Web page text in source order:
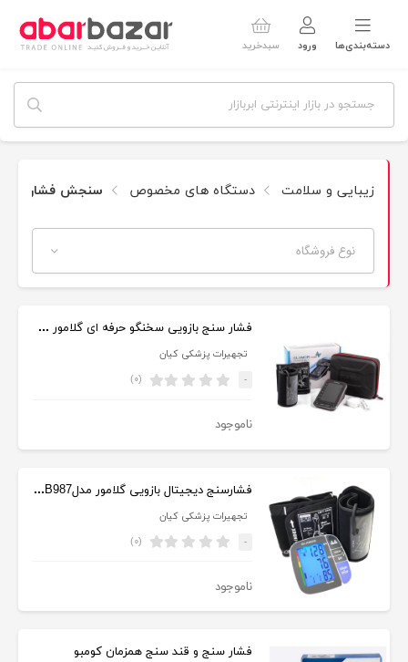
دسته‌بندی‌ها ورود سبدخرید
زیبایی و سلامت دستگاه های مخصوص سنجش فشار خون
نوع فروشگاه
فشار سنج بازویی سخنگو حرفه ای گلامور U82E
تجهیرات پزشکی کیان
- (۰)
ناموجود
فشارسنج دیجیتال بازویی گلامور مدلTMB987
تجهیرات پزشکی کیان
- (۰)
ناموجود
فشار سنج و قند سنج همزمان کومبو